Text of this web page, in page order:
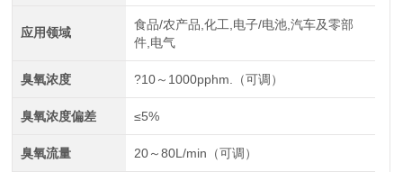
应用领域
食品/农产品,化工,电子/电池,汽车及零部
件,电气
臭氧浓度 ?10～1000pphm.（可调）
臭氧浓度偏差 ≤5%
臭氧流量 20～80L/min（可调）